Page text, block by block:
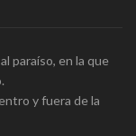
paraíso, en la que
y fuera de la